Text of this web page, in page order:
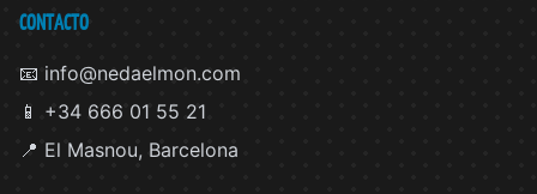
CONTACTO
📧 info@nedaelmon.com
📱 +34 666 01 55 21
📍 El Masnou, Barcelona